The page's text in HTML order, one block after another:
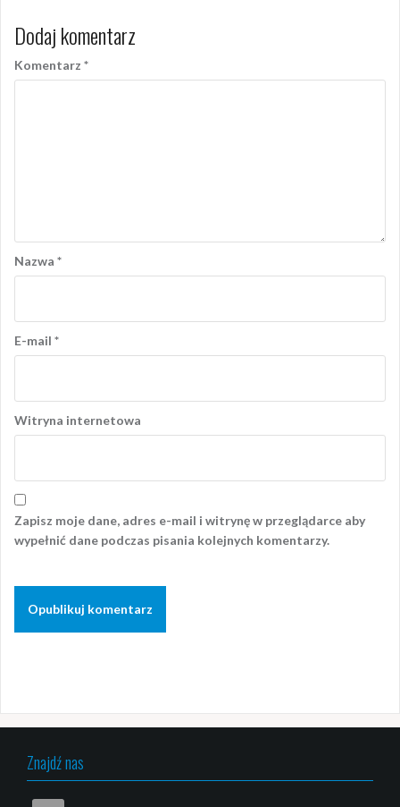
Dodaj komentarz
Komentarz *
Nazwa *
E-mail *
Witryna internetowa
Zapisz moje dane, adres e-mail i witrynę w przeglądarce aby
wypełnić dane podczas pisania kolejnych komentarzy.
Znajdź nas